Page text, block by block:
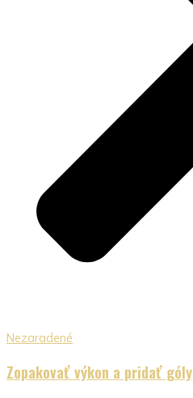
Nezaradené
Zopakovať výkon a pridať góly